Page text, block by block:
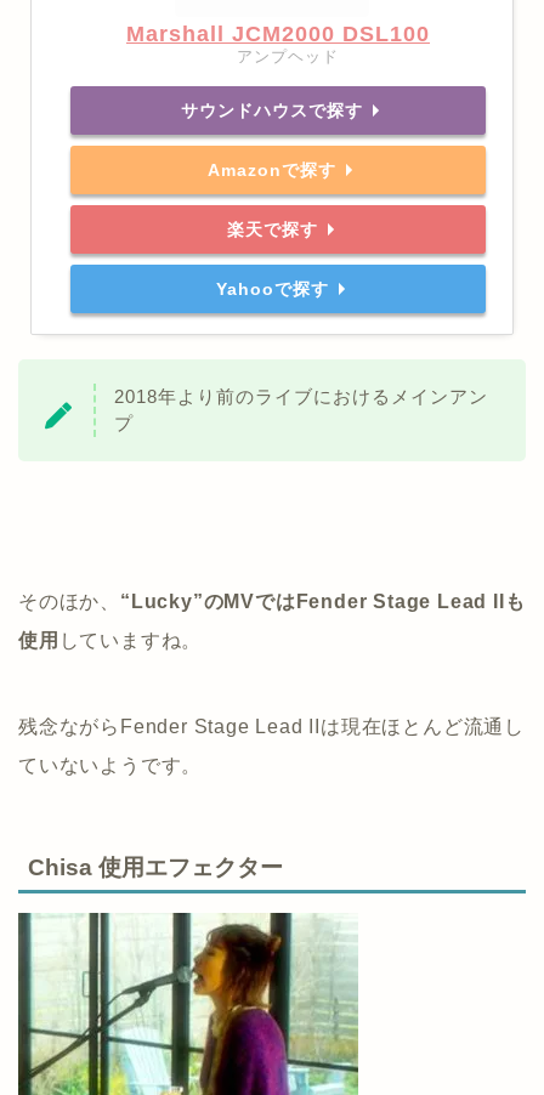
Marshall JCM2000 DSL100
アンプヘッド
サウンドハウスで探す
Amazonで探す
楽天で探す
Yahooで探す
2018年より前のライブにおけるメインアン
プ
そのほか、 “Lucky”のMVではFender Stage Lead IIも
使用 していますね。
残念ながらFender Stage Lead IIは現在ほとんど流通し
ていないようです。
Chisa 使用エフェクター